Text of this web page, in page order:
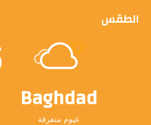
الطقس
Baghdad
غيوم متفرقة